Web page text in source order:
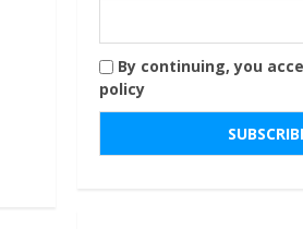
By continuing, you
policy